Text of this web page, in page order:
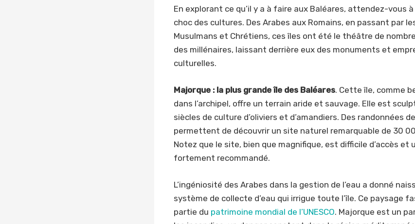
En explorant ce qu’il y a à faire aux Baléares, attendez-vous
choc des cultures. Des Arabes aux Romains, en passant par
Musulmans et Chrétiens, ces îles ont été le théâtre de
des millénaires, laissant derrière eux des monuments et
culturelles.
Majorque : la plus grande île des Baléares. Cette île, comme
dans l’archipel, offre un terrain aride et sauvage. Elle est
siècles de culture d’oliviers et d’amandiers. Des randonnées
permettent de découvrir un site naturel remarquable de 30
Notez que le site, bien que magnifique, est difficile d’accès et
fortement recommandé.
L’ingéniosité des Arabes dans la gestion de l’eau a donné
système de collecte d’eau qui irrigue toute l’île. Ce paysage
partie du patrimoine mondial de l’UNESCO. Majorque est un